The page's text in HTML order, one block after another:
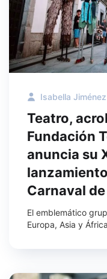
Isabella Jiménez
Teatro,
Fundación
anuncia su
Carnaval
El emblemático
Europa, Asia y